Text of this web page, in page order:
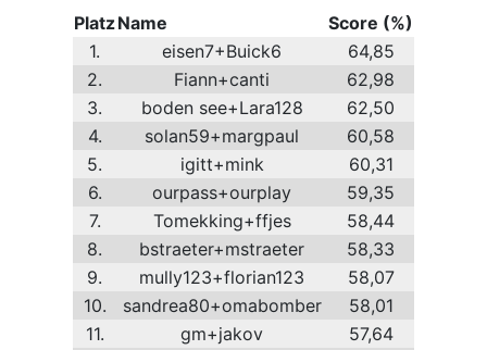
PlatzName
Score (%)
1.
eisen7+Buick6
64,85
2.
Fiann+canti
62,98
3.
boden see+Lara128
62,50
4.
solan59+margpaul
60,58
5.
igitt+mink
60,31
6.
ourpass+ourplay
59,35
7.
Tomekking+ffjes
58,44
8.
bstraeter+mstraeter
58,33
9.
mully123+florian123
58,07
10.
sandrea80+omabomber
58,01
11.
gm+jakov
57,64